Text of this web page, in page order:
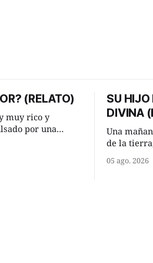
(RELATO)
muy rico y
por una
al más
SU HIJO
DIVINA
Una
de la
detuvieron
05 ago. 2026